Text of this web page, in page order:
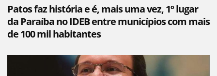
Patos faz história e é, mais uma vez, 1º lugar
da Paraíba no IDEB entre municípios com mais
de 100 mil habitantes